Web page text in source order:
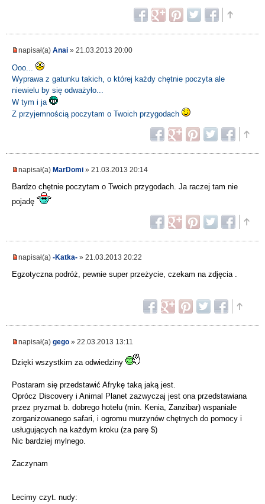
napisał(a) Anai » 21.03.2013 20:00
Ooo...
Wyprawa z gatunku takich, o której każdy chętnie poczyta ale
niewielu by się odważyło...
W tym i ja
Z przyjemnością poczytam o Twoich przygodach
napisał(a) MarDomi » 21.03.2013 20:14
Bardzo chętnie poczytam o Twoich przygodach. Ja raczej tam nie
pojadę
napisał(a) -Katka- » 21.03.2013 20:22
Egzotyczna podróż, pewnie super przeżycie, czekam na zdjęcia .
napisał(a) gego » 22.03.2013 13:11
Dzięki wszystkim za odwiedziny
Postaram się przedstawić Afrykę taką jaką jest.
Oprócz Discovery i Animal Planet zazwyczaj jest ona przedstawiana
przez pryzmat b. dobrego hotelu (min. Kenia, Zanzibar) wspaniale
zorganizowanego safari, i ogromu murzynów chętnych do pomocy i
usługujących na każdym kroku (za parę $)
Nic bardziej mylnego.
Zaczynam
Lecimy czyt. nudy: